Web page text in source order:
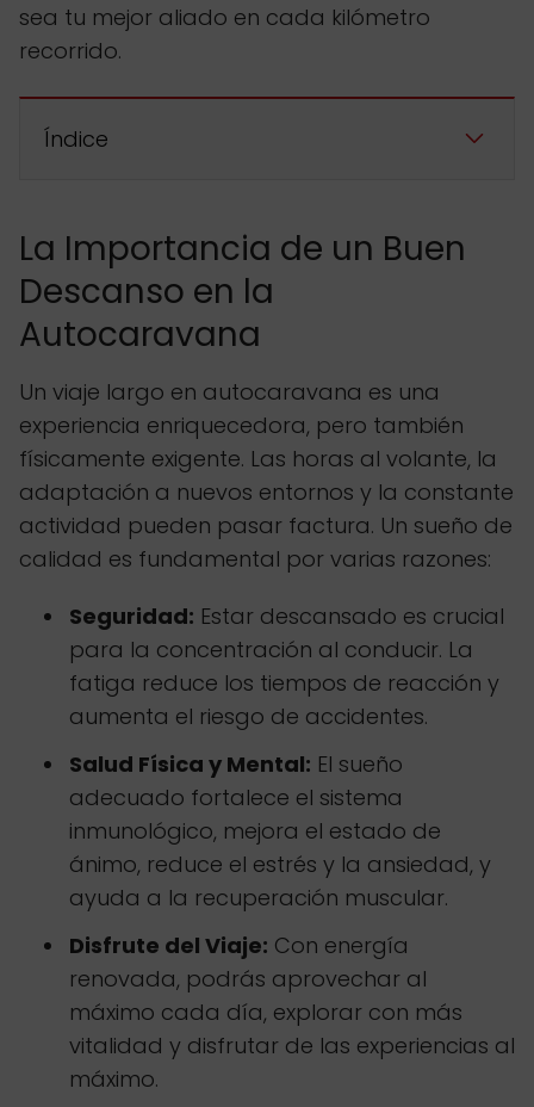
sea tu mejor aliado en cada kilómetro
recorrido.
Índice
La Importancia de un Buen
Descanso en la
Autocaravana
Un viaje largo en autocaravana es una
experiencia enriquecedora, pero también
físicamente exigente. Las horas al volante, la
adaptación a nuevos entornos y la constante
actividad pueden pasar factura. Un sueño de
calidad es fundamental por varias razones:
Seguridad: Estar descansado es crucial
para la concentración al conducir. La
fatiga reduce los tiempos de reacción y
aumenta el riesgo de accidentes.
Salud Física y Mental: El sueño
adecuado fortalece el sistema
inmunológico, mejora el estado de
ánimo, reduce el estrés y la ansiedad, y
ayuda a la recuperación muscular.
Disfrute del Viaje: Con energía
renovada, podrás aprovechar al
máximo cada día, explorar con más
vitalidad y disfrutar de las experiencias al
máximo.